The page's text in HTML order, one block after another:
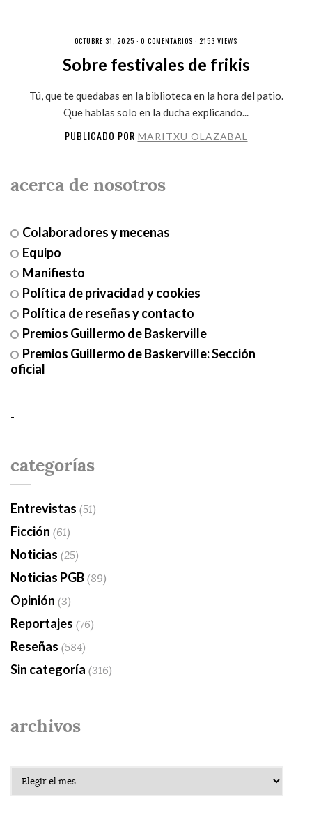
OCTUBRE 31, 2025 · 0 COMENTARIOS · 2153 VIEWS
Sobre festivales de frikis
Tú, que te quedabas en la biblioteca en la hora del patio.
Que hablas solo en la ducha explicando...
PUBLICADO POR MARITXU OLAZABAL
acerca de nosotros
Colaboradores y mecenas
Equipo
Manifiesto
Política de privacidad y cookies
Política de reseñas y contacto
Premios Guillermo de Baskerville
Premios Guillermo de Baskerville: Sección
oficial
-
categorías
Entrevistas (51)
Ficción (61)
Noticias (25)
Noticias PGB(89)
Opinión (3)
Reportajes (76)
Reseñas (584)
Sin categoría (316)
archivos